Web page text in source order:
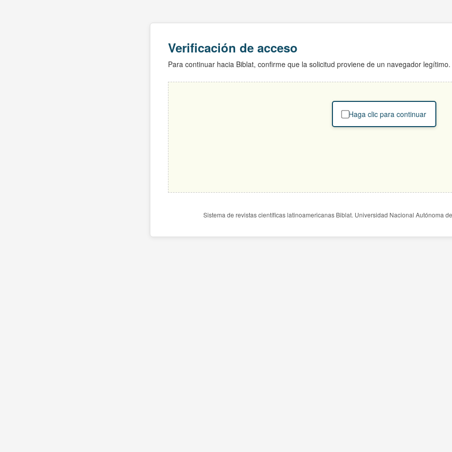
Verificación de acceso
Para continuar hacia Biblat, confirme que la solicitud proviene de un navegador legítimo.
Haga clic para continuar
Sistema de revistas científicas latinoamericanas Biblat. Universidad Nacional Autónoma